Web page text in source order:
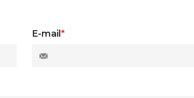
E-mail *